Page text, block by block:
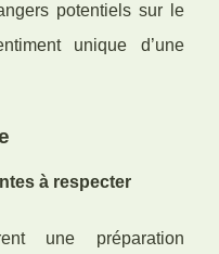
potentiels sur le
unique d’une
à respecter
une préparation